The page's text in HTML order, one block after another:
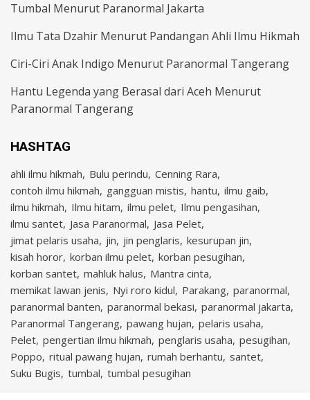
Tumbal Menurut Paranormal Jakarta
Ilmu Tata Dzahir Menurut Pandangan Ahli Ilmu Hikmah
Ciri-Ciri Anak Indigo Menurut Paranormal Tangerang
Hantu Legenda yang Berasal dari Aceh Menurut
Paranormal Tangerang
HASHTAG
ahli ilmu hikmah Bulu perindu Cenning Rara
contoh ilmu hikmah gangguan mistis hantu ilmu gaib
ilmu hikmah Ilmu hitam ilmu pelet Ilmu pengasihan
ilmu santet Jasa Paranormal Jasa Pelet
jimat pelaris usaha jin jin penglaris kesurupan jin
kisah horor korban ilmu pelet korban pesugihan
korban santet mahluk halus Mantra cinta
memikat lawan jenis Nyi roro kidul Parakang paranormal
paranormal banten paranormal bekasi paranormal jakarta
Paranormal Tangerang pawang hujan pelaris usaha
Pelet pengertian ilmu hikmah penglaris usaha pesugihan
Poppo ritual pawang hujan rumah berhantu santet
Suku Bugis tumbal tumbal pesugihan